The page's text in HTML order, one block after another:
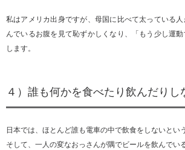
私はアメリカ出身ですが、母国に比べて太っている
んでいるお腹を見て恥ずかしくなり、「もう少し運
します。
４）誰も何かを食べたり飲んだりし
日本では、ほとんど誰も電車の中で飲食をしないとい
そして、一人の変なおっさんが隅でビールを飲んでい